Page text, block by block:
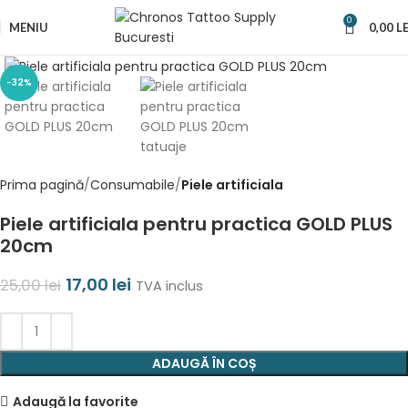
MENIU 0 0,00
-32%
Prima pagină Consumabile Piele artificiala
Piele artificiala pentru practica GOLD PLUS
20cm
25,00lei 17,00 lei TVA inclus
ADAUGĂ ÎN COȘ
Adaugă la favorite